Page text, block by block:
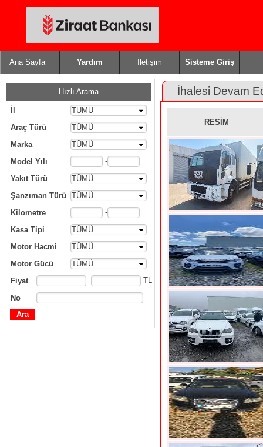
Ana Sayfa Yardım İletişim Sisteme Giriş
Hızlı Arama
TÜMÜ
Araç Türü
TÜMÜ
Marka
TÜMÜ
Model Yılı
-
Yakıt Türü
TÜMÜ
Şanzıman Türü
TÜMÜ
Kilometre
-
Kasa Tipi
TÜMÜ
Motor Hacmi
TÜMÜ
Motor Gücü
TÜMÜ
Fiyat
- TL
No
İhalesi Devam
RESİM